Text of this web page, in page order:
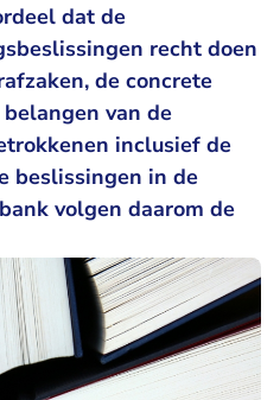
dat de
recht doen
de concrete
van de
inclusief de
beslissingen in de
volgen daarom de